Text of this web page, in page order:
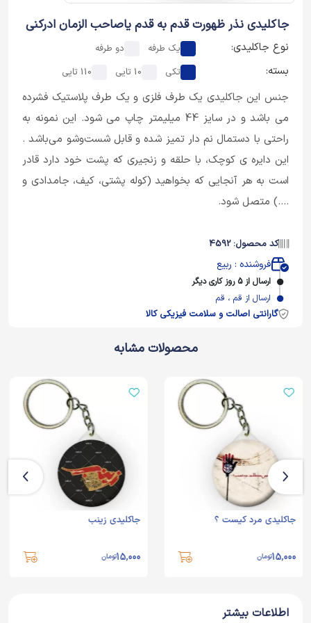
جاکلیدی نذر ظهورت قدم به قدم یاصاحب الزمان ادرکنی
نوع جاکلیدی: یک طرفه دو طرفه
بسته: تکی 10 تایی 110 تایی
جنس این جاکلیدی یک طرف فلزی و یک طرف پلاستیک فشرده
می باشد و در سایز 44 میلیمتر چاپ می شود. این نمونه به
راحتی با دستمال نم دار تمیز شده و قابل شست‌وشو می‌باشد .
این دایره ی کوچک، با حلقه و زنجیری که پشت خود دارد قادر
است به هر آنجایی که بخواهید (کوله پشتی، کیف، جامدادی و
....) متصل شود.
کد محصول: 4592
فروشنده : ربیع
ارسال از 5 روز کاری دیگر
ارسال از قم ، قم
گارانتی اصالت و سلامت فیزیکی کالا
محصولات مشابه
جاکلیدی مرد کیست ؟
15,000تومان
جاکلیدی زینب
15,000تومان
اطلاعات بیشتر